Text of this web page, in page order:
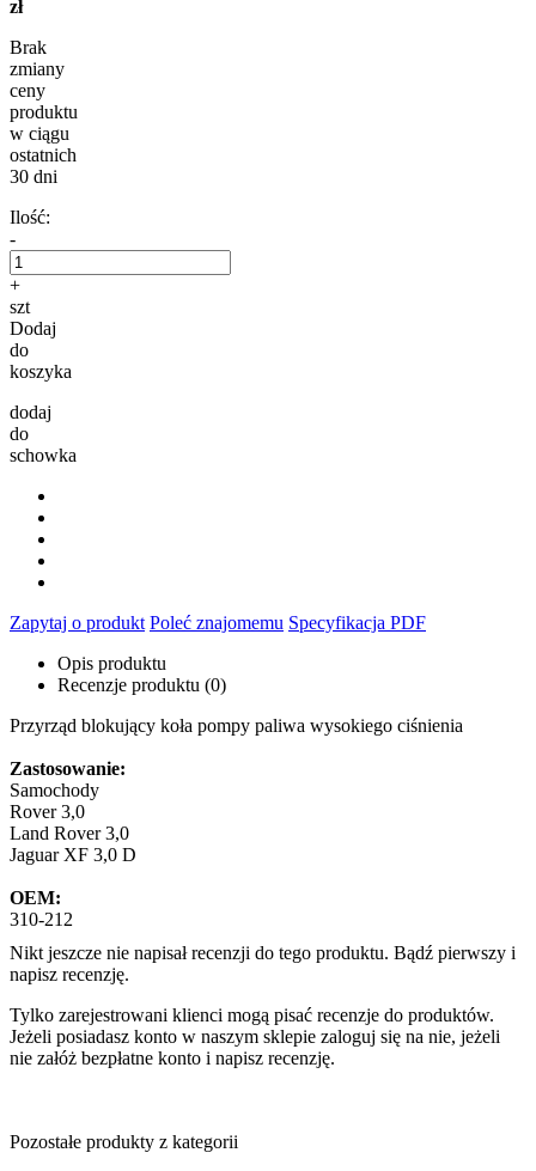
zł
Brak
zmiany
ceny
produktu
w ciągu
ostatnich
30 dni
Ilość:
-
+
szt
Dodaj
do
koszyka
dodaj
do
schowka
Zapytaj o produkt Poleć znajomemu Specyfikacja PDF
Opis produktu
Recenzje produktu (0)
Przyrząd blokujący koła pompy paliwa wysokiego ciśnienia
Zastosowanie:
Samochody
Rover 3,0
Land Rover 3,0
Jaguar XF 3,0 D
OEM:
310-212
Nikt jeszcze nie napisał recenzji do tego produktu. Bądź pierwszy i
napisz recenzję.
Tylko zarejestrowani klienci mogą pisać recenzje do produktów.
Jeżeli posiadasz konto w naszym sklepie zaloguj się na nie, jeżeli
nie załóż bezpłatne konto i napisz recenzję.
Pozostałe produkty z kategorii